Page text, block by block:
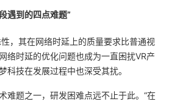
遇到的四点难题”
，其在网络时延上的质量要求比普通视
络时延的优化问题也成为一直困扰VR产
科技在发展过程中也深受其扰。
难题之一，研发困难点远不止于此。“在